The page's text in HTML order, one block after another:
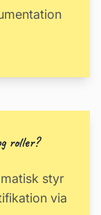
roller?
styr
via